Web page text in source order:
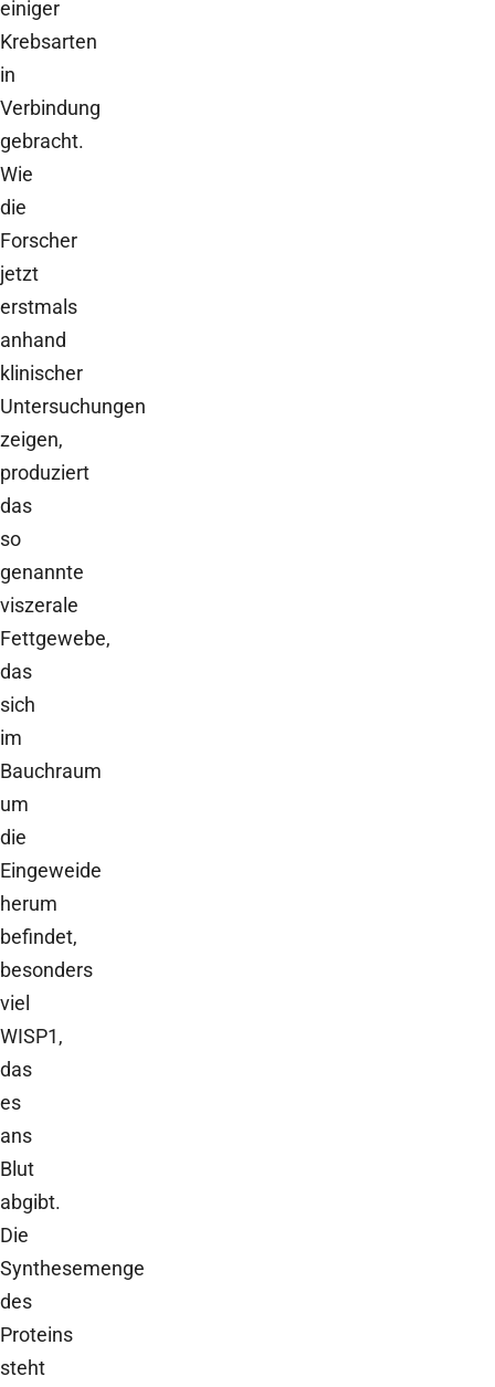
einiger
Krebsarten
in
Verbindung
gebracht.
Wie
die
Forscher
jetzt
erstmals
anhand
klinischer
Untersuchungen
zeigen,
produziert
das
so
genannte
viszerale
Fettgewebe,
das
sich
im
Bauchraum
um
die
Eingeweide
herum
befindet,
besonders
viel
WISP1,
das
es
ans
Blut
abgibt.
Die
Synthesemenge
des
Proteins
steht